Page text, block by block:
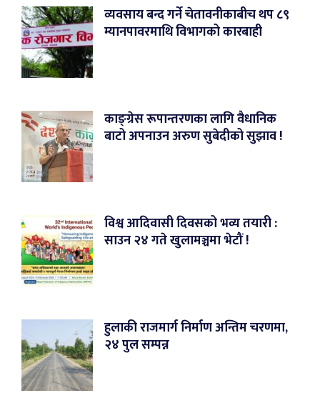
व्यवसाय बन्द गर्ने चेतावनीकाबीच थप ८९
म्यानपावरमाथि विभागको कारबाही
काङ्ग्रेस रूपान्तरणका लागि वैधानिक
बाटो अपनाउन अरुण सुबेदीको सुझाव !
विश्व आदिवासी दिवसको भव्य तयारी :
साउन २४ गते खुलामञ्चमा भेटौं !
हुलाकी राजमार्ग निर्माण अन्तिम चरणमा,
२४ पुल सम्पन्न